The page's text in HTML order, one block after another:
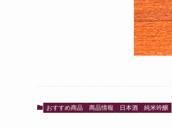
おすすめ商品 商品情報 日本酒 純米吟醸